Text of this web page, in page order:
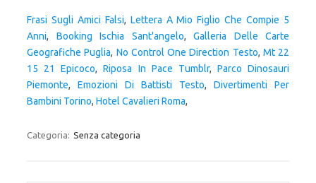
Frasi Sugli Amici Falsi, Lettera A Mio Figlio Che Compie 5
Anni, Booking Ischia Sant'angelo, Galleria Delle Carte
Geografiche Puglia, No Control One Direction Testo, Mt 22
15 21 Epicoco,Riposa In Pace Tumblr, Parco Dinosauri
Piemonte, Emozioni Di Battisti Testo, Divertimenti Per
Bambini Torino, Hotel Cavalieri Roma,
Categoria: Senza categoria